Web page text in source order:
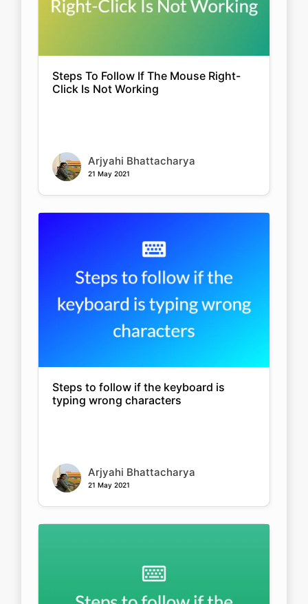
Steps To Follow If The Mouse Right-
Click Is Not Working
Arjyahi Bhattacharya
21 May 2021
Steps to follow if the keyboard is
typing wrong characters
Arjyahi Bhattacharya
21 May 2021